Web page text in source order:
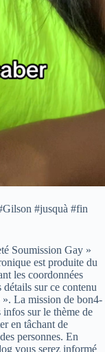
#jusquà #fin
Soumission Gay »
est produite du
les coordonnées
sur ce contenu
La mission de bon4-
infos sur le thème de
en tâchant de
personnes. En
vous serez informé